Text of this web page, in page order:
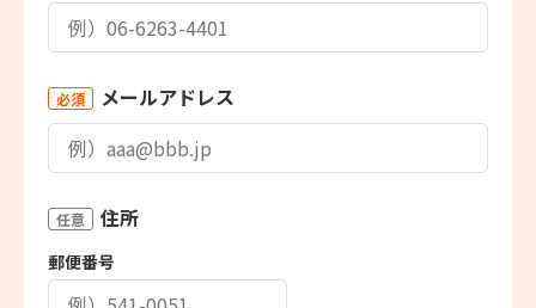
必須 メールアドレス
任意 住所
郵便番号